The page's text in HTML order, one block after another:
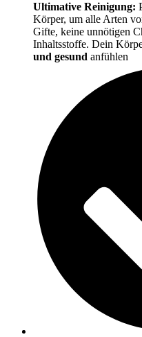
Ultimative Reinigung:
Körper, um alle Arten
Gifte, keine unnötigen
Inhaltsstoffe. Dein
und gesund anfühlen